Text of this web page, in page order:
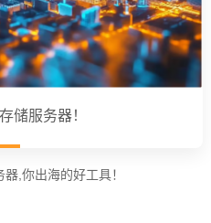
储服务器！
,你出海的好工具！